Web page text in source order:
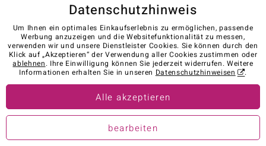
Karriere AGB Datenschutz Cookies
Impressum
Kontakt
Vertrag widerrufen
Visit our stores in other countries:
© Juwelo Deutschland GmbH (ein Tochterunternehmen der elumeo
SE)
Datenschutzhinweis
Um Ihnen ein optimales Einkaufserlebnis zu ermöglichen, passende
Werbung anzuzeigen und die Websitefunktionalität zu messen,
verwenden wir und unsere Dienstleister Cookies. Sie können durch den
Klick auf „Akzeptieren“ der Verwendung aller Cookies zustimmen oder
ablehnen. Ihre Einwilligung können Sie jederzeit widerrufen. Weitere
Informationen erhalten Sie in unseren Datenschutzhinweisen .
Alle akzeptieren
bearbeiten